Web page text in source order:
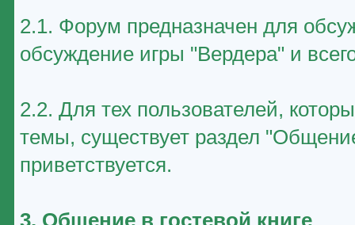
2.1. Форум предназначен для
обсуждение игры "Вердера" и
2.2. Для тех пользователей,
темы, существует раздел
приветствуется.
3. Общение в гостевой книге